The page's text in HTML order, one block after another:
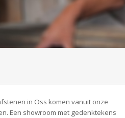
in Oss komen vanuit onze
Een showroom met gedenktekens